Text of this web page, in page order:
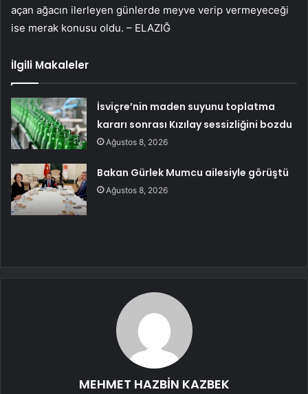
açan ağacın ilerleyen günlerde meyve verip vermeyeceği
ise merak konusu oldu. – ELAZIĞ
İlgili Makaleler
İsviçre’nin maden suyunu toplatma
kararı sonrası Kızılay sessizliğini bozdu
Ağustos 8, 2026
Bakan Gürlek Mumcu ailesiyle görüştü
Ağustos 8, 2026
MEHMET HAZBİN KAZBEK